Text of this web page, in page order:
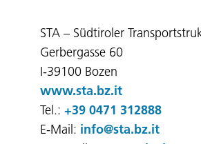
STA – Südtiroler
Gerbergasse 60
I-39100 Bozen
www.sta.bz.it
Tel.: +39 0471 312888
E-Mail: info@sta.bz.it